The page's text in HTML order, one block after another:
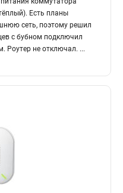
Есть планы
сеть, поэтому решил
с бубном подключил
Роутер не отключал. ...